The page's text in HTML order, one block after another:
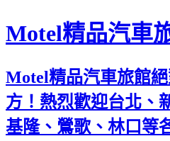
Motel精品汽車
Motel精品汽車旅館
方！熱烈歡迎台北、
基隆、鶯歌、林口等